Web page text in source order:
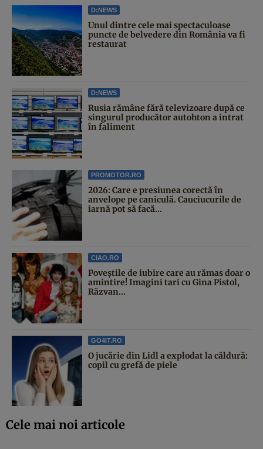
D:NEWS
Unul dintre cele mai spectaculoase
puncte de belvedere din România va fi
restaurat
D:NEWS
Rusia rămâne fără televizoare după ce
singurul producător autohton a intrat
în faliment
PROMOTOR.RO
2026: Care e presiunea corectă în
anvelope pe caniculă. Cauciucurile de
iarnă pot să facă...
CIAO.RO
Poveştile de iubire care au rămas doar o
amintire! Imagini tari cu Gina Pistol,
Răzvan...
GO4IT.RO
O jucărie din Lidl a explodat la căldură:
copil cu grefă de piele
Cele mai noi articole